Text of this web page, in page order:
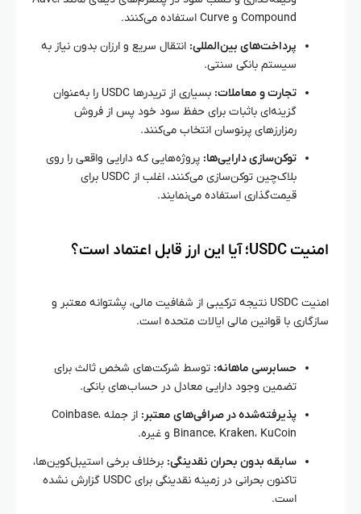
Compound و Curve استفاده می‌کنند.
پرداخت‌های بین‌المللی: انتقال سریع و ارزان بدون نیاز به
سیستم بانکی سنتی.
تجارت و معاملات:
بسیاری از تریدرها USDC را به‌عنوان
گزینه‌ای باثبات برای حفظ سود خود پس از فروش
رمزارزهای پرنوسان انتخاب می‌کنند.
توکن‌سازی دارایی‌ها: پروژه‌هایی که دارایی واقعی را روی
بلاک‌چین توکن‌سازی می‌کنند، اغلب از USDC برای
قیمت‌گذاری استفاده می‌نمایند.
امنیت USDC؛ آیا این ارز قابل اعتماد است؟
امنیت USDC نتیجه ترکیبی از شفافیت مالی، پشتوانه معتبر و
سازگاری با قوانین مالی ایالات متحده است.
حسابرسی ماهانه: توسط شرکت‌های شخص ثالث برای
تضمین وجود دارایی معادل در حساب‌های بانکی.
پذیرفته‌شده در صرافی‌های معتبر:
از جمله Coinbase،
Binance، Kraken، KuCoin و غیره.
سابقه بدون بحران نقدینگی: برخلاف برخی استیبل‌کوین‌ها،
تاکنون بحرانی در زمینه نقدینگی برای USDC گزارش نشده
است.